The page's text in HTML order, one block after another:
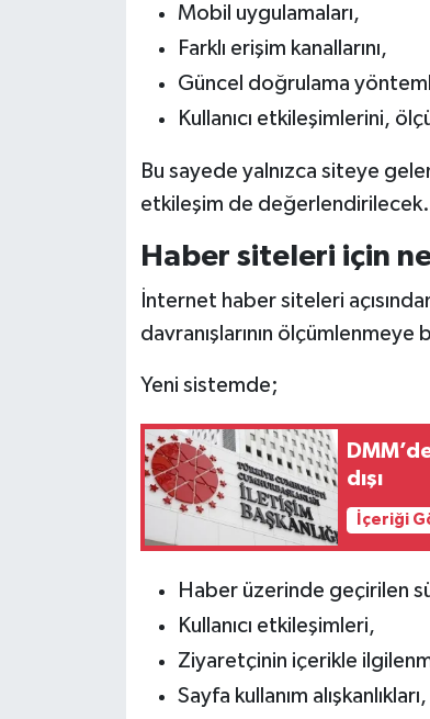
Mobil uygulamaları,
Farklı erişim kanallarını,
Güncel doğrulama
Kullanıcı etkileşimlerini,
Bu sayede yalnızca siteye
etkileşim de değerlendirilecek.
Haber siteleri için
İnternet haber siteleri
davranışlarının ölçümlenmeye
Yeni sistemde;
dışı
İçeriği
Haber üzerinde geçirilen
Kullanıcı etkileşimleri,
Ziyaretçinin içerikle
Sayfa kullanım